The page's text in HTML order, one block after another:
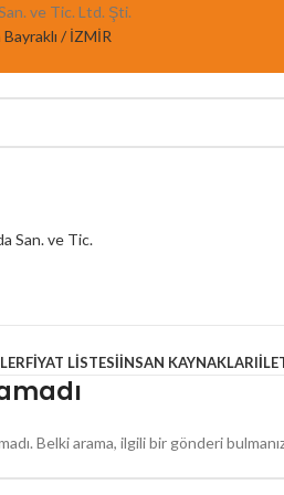
ve Tic. Ltd. Şti.
/ İZMİR
FIYAT LISTESIİNSAN KAYNAKLARI
Belki arama, ilgili bir gönderi